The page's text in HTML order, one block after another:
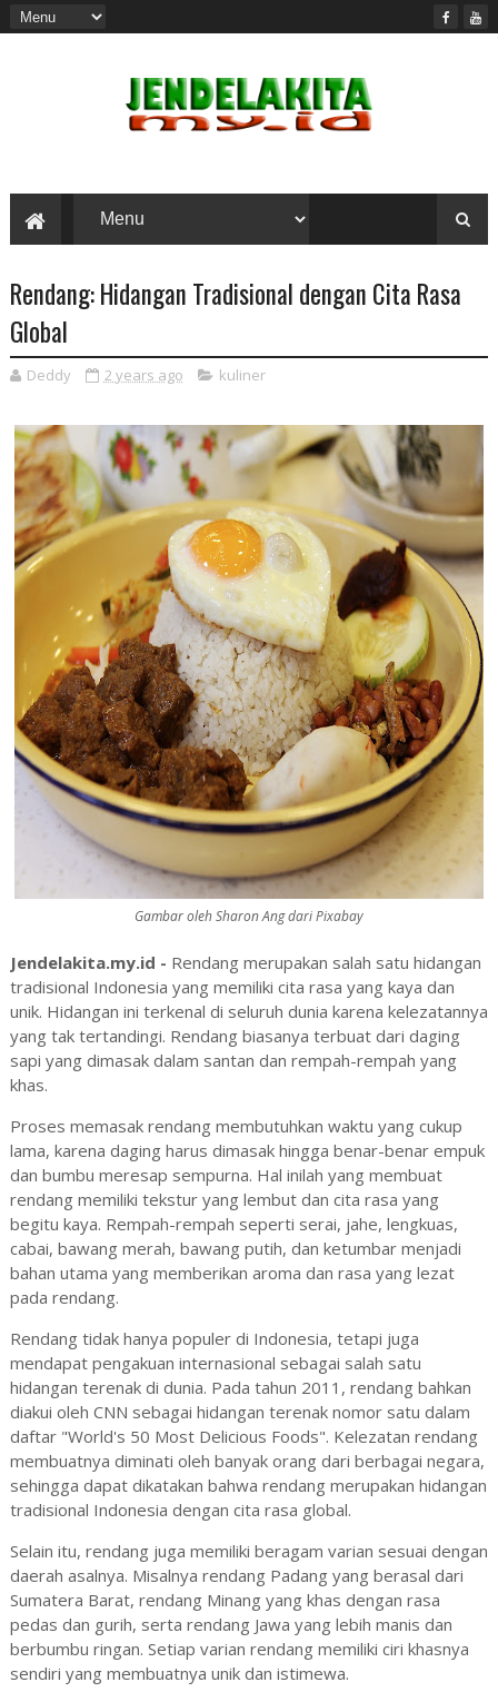
Rendang: Hidangan Tradisional dengan Cita Rasa
Global
Deddy 2 years ago kuliner
Gambar oleh Sharon Ang dari Pixabay
Jendelakita.my.id - Rendang merupakan salah satu hidangan
tradisional Indonesia yang memiliki cita rasa yang kaya dan
unik. Hidangan ini terkenal di seluruh dunia karena kelezatannya
yang tak tertandingi. Rendang biasanya terbuat dari daging
sapi yang dimasak dalam santan dan rempah-rempah yang
khas.
Proses memasak rendang membutuhkan waktu yang cukup
lama, karena daging harus dimasak hingga benar-benar empuk
dan bumbu meresap sempurna. Hal inilah yang membuat
rendang memiliki tekstur yang lembut dan cita rasa yang
begitu kaya. Rempah-rempah seperti serai, jahe, lengkuas,
cabai, bawang merah, bawang putih, dan ketumbar menjadi
bahan utama yang memberikan aroma dan rasa yang lezat
pada rendang.
Rendang tidak hanya populer di Indonesia, tetapi juga
mendapat pengakuan internasional sebagai salah satu
hidangan terenak di dunia. Pada tahun 2011, rendang bahkan
diakui oleh CNN sebagai hidangan terenak nomor satu dalam
daftar "World's 50 Most Delicious Foods". Kelezatan rendang
membuatnya diminati oleh banyak orang dari berbagai negara,
sehingga dapat dikatakan bahwa rendang merupakan hidangan
tradisional Indonesia dengan cita rasa global.
Selain itu, rendang juga memiliki beragam varian sesuai dengan
daerah asalnya. Misalnya rendang Padang yang berasal dari
Sumatera Barat, rendang Minang yang khas dengan rasa
pedas dan gurih, serta rendang Jawa yang lebih manis dan
berbumbu ringan. Setiap varian rendang memiliki ciri khasnya
sendiri yang membuatnya unik dan istimewa.